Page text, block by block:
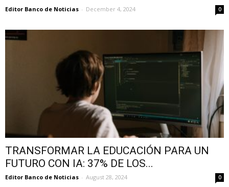
Editor Banco de Noticias - December 4, 2024 0
TRANSFORMAR LA EDUCACIÓN PARA UN
FUTURO CON IA: 37% DE LOS...
Editor Banco de Noticias - August 28, 2024 0